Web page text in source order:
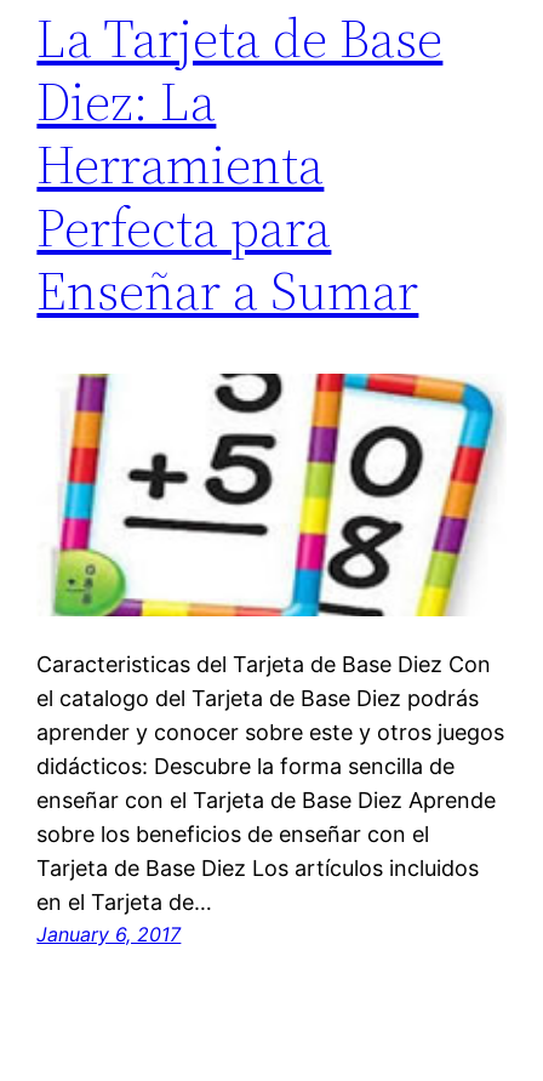
La Tarjeta de Base
Diez: La
Herramienta
Perfecta para
Enseñar a Sumar
Caracteristicas del Tarjeta de Base Diez Con
el catalogo del Tarjeta de Base Diez podrás
aprender y conocer sobre este y otros juegos
didácticos: Descubre la forma sencilla de
enseñar con el Tarjeta de Base Diez Aprende
sobre los beneficios de enseñar con el
Tarjeta de Base Diez Los artículos incluidos
en el Tarjeta de…
January 6, 2017